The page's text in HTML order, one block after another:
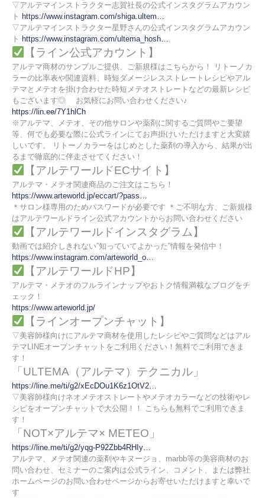
▽アルテマインストラクター志賀社長の公式インスタグラムアカウン
ト https://www.instagram.com/shiga.ultem…
▽アルテマインストラクター星野さんの公式インスタグラムアカウン
ト https://www.instagram.com/ultema_hosh…
【ライン公式アカウント】
アルテマ商材のサンプルご提供、ご新規様はこちらから！ リトーノカ
ラーの比率表や関連資料、時短ダメージレスストレートレシピやアル
テマとメテオを掛け合わせた時短メテオストレートなどの最新レシピ
もございます◎ お気軽にお問い合わせください♪
https://lin.ee/7Y1hlCh
※アルテマ、メテオ、その他サロンや薬剤に関するご質問やご要望
等、何でも必要な際に公式ラインにてお声掛けいただけますと大変嬉
しいです。 リトーノカラーをはじめとした薬剤の導入から、結果が出
るまで徹底的に伴走させてください！
【アルテワールドECサイト】
アルテマ・メテオ関連商品のご注文はこちら！
https://www.arteworld.jp/eccart/?pass…
＊サロン様専用のためパスワードが必要です ＊ご不明な方、ご新規様
はアルテワールドライン公式アカウントからお問い合わせください
【アルテワールドインスタグラム】
動画では紹介しきれない”知っていてよかった”情報を発信中！
https://www.instagram.com/arteworld_o…
【アルテワールドHP】
アルテマ・メテオのフルラインナップやおトク情報満載なブログをチ
ェック！
https://www.arteworld.jp/
【ラインオープンチャット】
▽美容師様向けにアルテマ商材を使用したレシピやご質問などはアル
テマLINEオープンチャットをご利用ください！無料でご利用できま
す！
「ULTEMA（アルテマ）テクニカル」
https://line.me/ti/g2/xEcDOu1K6z1OtV2…
▽美容師様向けネオメテオストレートやメテオカラーなどの技術やレ
シピをオープンチャットで大公開！！ こちらも無料でご利用できま
す！
「NOT×アルテマ× METEO」
https://line.me/ti/g2/yqg-P92Zbb4RHIy…
アルテマ、メテオ関連の薬剤やキヌージョ、marbb等の美容商材のお
問い合わせ、セミナーのご案内は公式ライン、コメント、または弊社
ホームページのお問い合わせページからお寄せいただけますと幸いで
す